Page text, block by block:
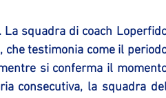
squadra di coach
testimonia come il
si conferma il
consecutiva, la squadra